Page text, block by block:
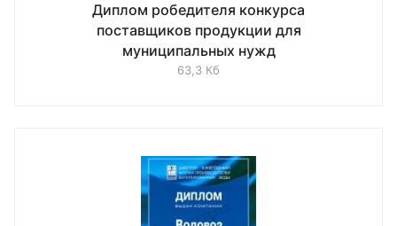
Диплом робедителя конкурса
поставщиков продукции для
муниципальных нужд
63,3 Кб